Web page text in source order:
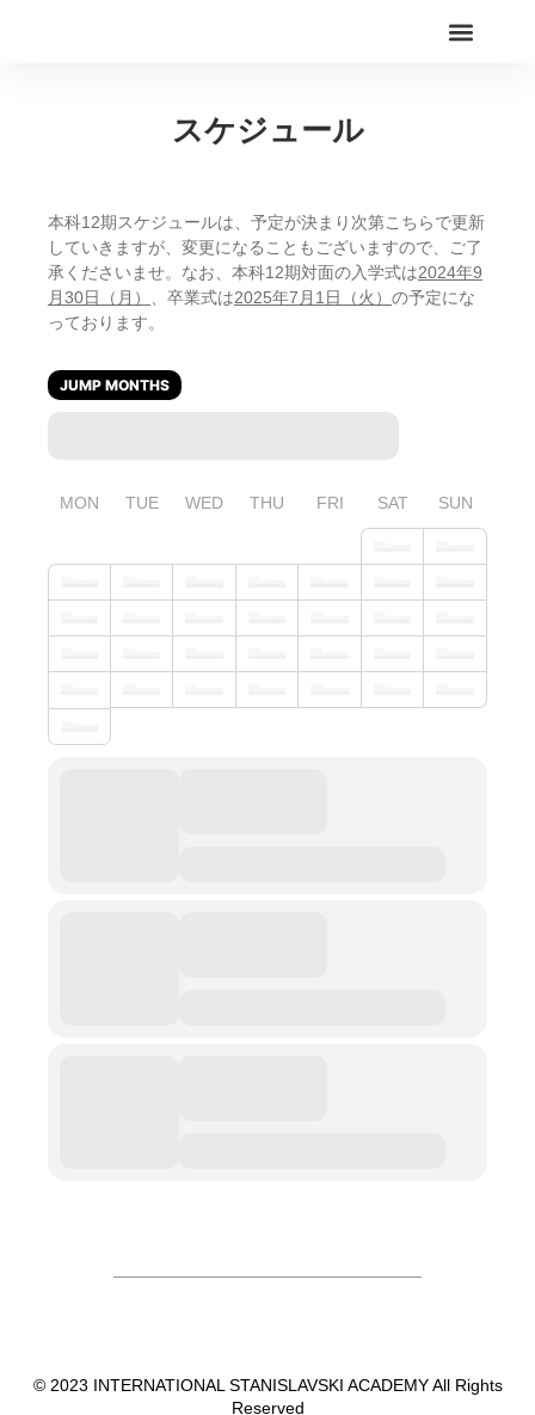
スケジュール
本科12期スケジュールは、予定が決まり次第こちらで更新
していきますが、変更になることもございますので、ご了
承くださいませ。なお、本科12期対面の入学式は2024年9
月30日（月）
、卒業式は2025年7月1日（火） の予定にな
っております。
JUMP MONTHS
MON TUE WED THU FRI SAT SUN
© 2023 INTERNATIONAL STANISLAVSKI ACADEMY All Rights
Reserved